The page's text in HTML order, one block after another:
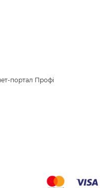
портал Профі